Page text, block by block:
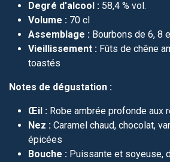
Degré d'alcool : 58,4 % vol.
Volume : 70 cl
Assemblage : Bourbons de 6, 8
Vieillissement : Fûts de chêne
toastés
Notes de dégustation :
Œil : Robe ambrée profonde aux
Nez : Caramel chaud, chocolat,
épicées
Bouche : Puissante et soyeuse,